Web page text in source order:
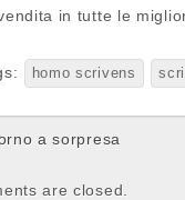
in tutte le
homo scrivens
a sorpresa
are closed.